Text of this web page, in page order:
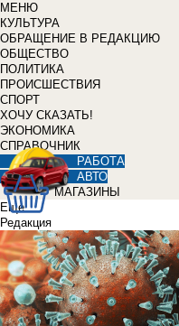
МЕНЮ
КУЛЬТУРА
ОБРАЩЕНИЕ В РЕДАКЦИЮ
ОБЩЕСТВО
ПОЛИТИКА
ПРОИСШЕСТВИЯ
СПОРТ
ХОЧУ СКАЗАТЬ!
ЭКОНОМИКА
СПРАВОЧНИК
РАБОТА
АВТО
МАГАЗИНЫ
Еще
Редакция